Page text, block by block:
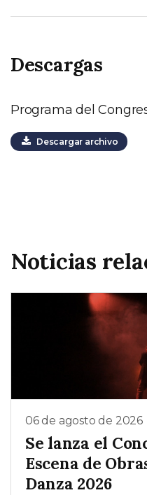
Descargas
Programa del
Descargar archivo
Noticias
06 de agosto de 2026
Se lanza el
Escena de
Danza 2026